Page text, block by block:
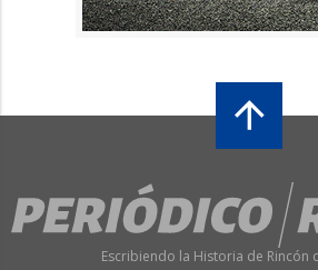
Escribiendo la Historia de Rincón